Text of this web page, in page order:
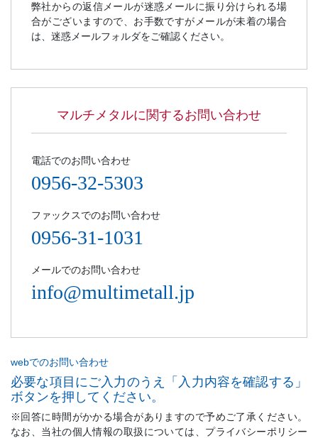
弊社からの返信メールが迷惑メールに振り分けられる場
合がございますので、お手数ですがメールが未着の場合
は、迷惑メールフォルダをご確認ください。
マルチメタルに関するお問い合わせ
電話でのお問い合わせ
0956-32-5303
ファックスでのお問い合わせ
0956-31-1031
メールでのお問い合わせ
info@multimetall.jp
webでのお問い合わせ
必要な項目にご入力のうえ「入力内容を確認する」
ボタンを押してください。
※回答に時間がかかる場合がありますので予めご了承ください。
なお、当社の個人情報の取扱については、プライバシーポリシー